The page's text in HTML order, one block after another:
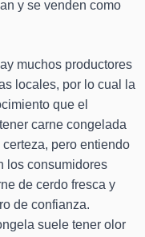
y se venden como
muchos productores
locales, por lo cual la
que el
carne congelada
pero entiendo
los consumidores
de cerdo fresca y
de confianza.
suele tener olor